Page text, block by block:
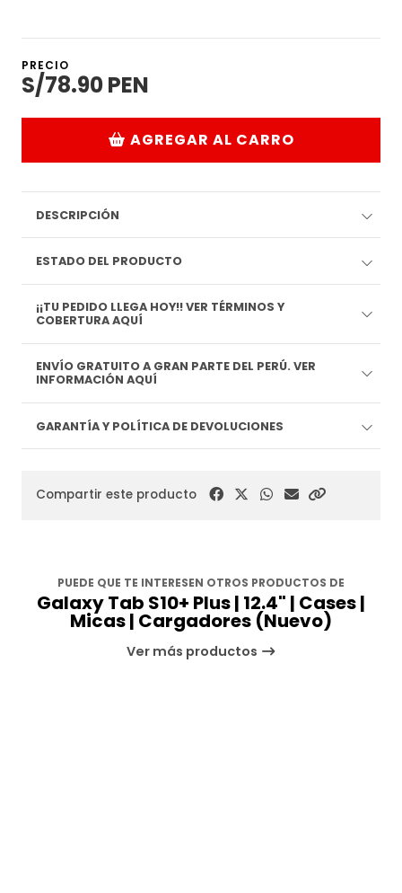
PRECIO
S/78.90 PEN
AGREGAR AL CARRO
DESCRIPCIÓN
ESTADO DEL PRODUCTO
¡¡TU PEDIDO LLEGA HOY!! VER TÉRMINOS Y
COBERTURA AQUÍ
ENVÍO GRATUITO A GRAN PARTE DEL PERÚ. VER
INFORMACIÓN AQUÍ
GARANTÍA Y POLÍTICA DE DEVOLUCIONES
Compartir este producto
PUEDE QUE TE INTERESEN OTROS PRODUCTOS DE
Galaxy Tab S10+ Plus | 12.4" | Cases |
Micas | Cargadores (Nuevo)
Ver más productos